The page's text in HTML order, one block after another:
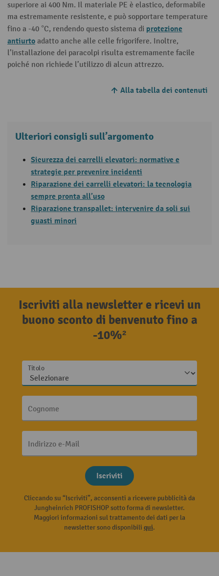
superiore ai 400 Nm. Il materiale PE è elastico, deformabile
ma estremamente resistente, e può sopportare temperature
fino a -40 °C, rendendo questo sistema di protezione
antiurto adatto anche alle celle frigorifere. Inoltre,
l’installazione dei paracolpi risulta estremamente facile
poiché non richiede l’utilizzo di alcun attrezzo.
Alla tabella dei contenuti
Ulteriori consigli sull’argomento
Sicurezza dei carrelli elevatori: normative e
strategie per prevenire incidenti
Riparazione dei carrelli elevatori: la tecnologia
sempre pronta all’uso
Riparazione transpallet: intervenire da soli sui
guasti minori
Iscriviti alla newsletter e ricevi un
buono sconto di benvenuto fino a
-10%²
Titolo
Cognome
Indirizzo e-Mail
Iscriviti
Cliccando su “Iscriviti”, acconsenti a ricevere pubblicità da
Jungheinrich PROFISHOP sotto forma di newsletter.
Maggiori informazioni sul trattamento dei dati per la
newsletter sono disponibili qui.